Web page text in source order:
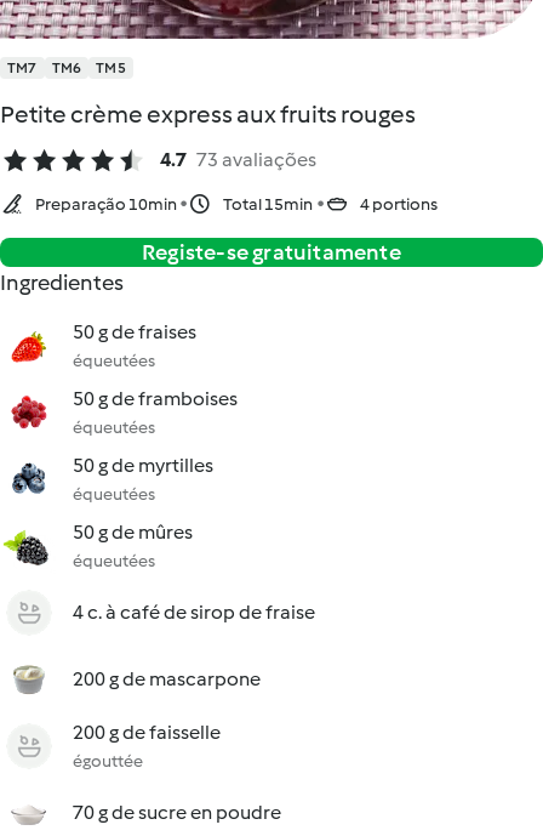
TM7 TM6 TM5
Petite crème express aux fruits rouges
4.7 73 avaliações
Preparação 10min Total 15min 4 portions
Registe-se gratuitamente
Ingredientes
50 g de fraises
équeutées
50 g de framboises
équeutées
50 g de myrtilles
équeutées
50 g de mûres
équeutées
4 c. à café de sirop de fraise
200 g de mascarpone
200 g de faisselle
égouttée
70 g de sucre en poudre